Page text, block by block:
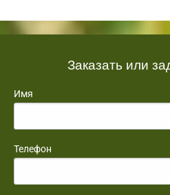
Заказать или
Имя
Телефон